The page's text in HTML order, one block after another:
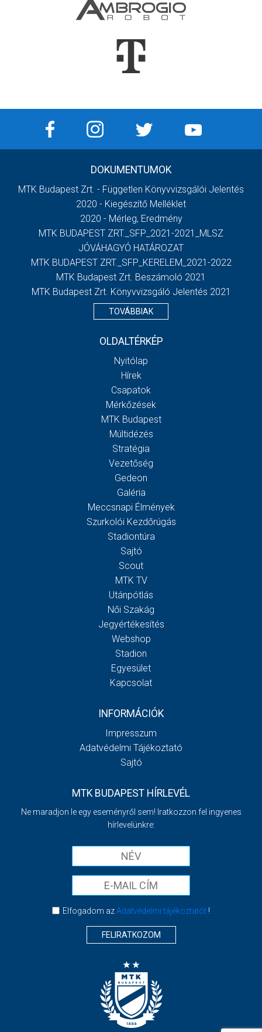
DOKUMENTUMOK
MTK Budapest Zrt. - Független Könyvvizsgálói Jelentés
2020 - Kiegészítő Melléklet
2020 - Mérleg, Eredmény
MTK BUDAPEST ZRT._SFP_2021-2021_MLSZ
JÓVÁHAGYÓ HATÁROZAT
MTK BUDAPEST ZRT._SFP_KERELEM_2021-2022
MTK Budapest Zrt. Beszámoló 2021
MTK Budapest Zrt. Könyvvizsgáló Jelentés 2021
TOVÁBBIAK
OLDALTÉRKÉP
Nyitólap
Hírek
Csapatok
Mérkőzések
MTK Budapest
Múltidézés
Stratégia
Vezetőség
Gedeon
Galéria
Meccsnapi Élmények
Szurkolói Kezdőrúgás
Stadiontúra
Sajtó
Scout
MTK TV
Utánpótlás
Női Szakág
Jegyértékesítés
Webshop
Stadion
Egyesület
Kapcsolat
INFORMÁCIÓK
Impresszum
Adatvédelmi Tájékoztató
Sajtó
MTK BUDAPEST HÍRLEVÉL
Ne maradjon le egy eseményről sem! Iratkozzon fel ingyenes
hírlevelünkre:
Elfogadom azAdatvédelmi tájékoztatót!
FELIRATKOZOM